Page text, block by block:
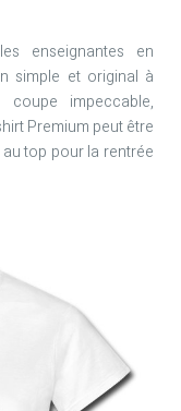
enseignantes en
simple et original à
impeccable,
Premium peut être
top pour la rentrée